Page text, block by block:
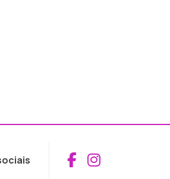
Aceder ao
Aceder